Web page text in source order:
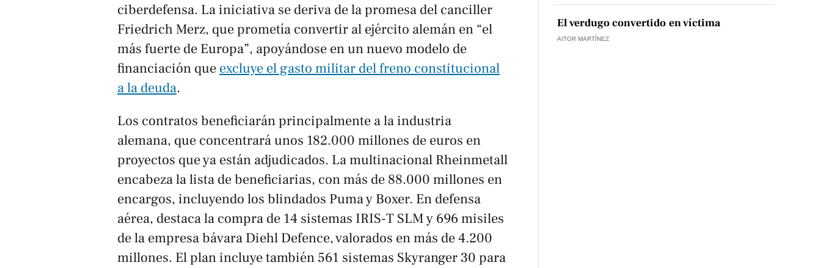
ciberdefensa. La iniciativa se deriva de la promesa del canciller
Friedrich Merz, que prometía convertir al ejército alemán en “el
más fuerte de Europa”, apoyándose en un nuevo modelo de
financiación que excluye el gasto militar del freno constitucional
a la deuda.
Los contratos beneficiarán principalmente a la industria
alemana, que concentrará unos 182.000 millones de euros en
proyectos que ya están adjudicados. La multinacional Rheinmetall
encabeza la lista de beneficiarias, con más de 88.000 millones en
encargos, incluyendo los blindados Puma y Boxer. En defensa
aérea, destaca la compra de 14 sistemas IRIS-T SLM y 696 misiles
de la empresa bávara Diehl Defence, valorados en más de 4.200
millones. El plan incluye también 561 sistemas Skyranger 30 para
El verdugo convertido en víctima
AITOR MARTÍNEZ